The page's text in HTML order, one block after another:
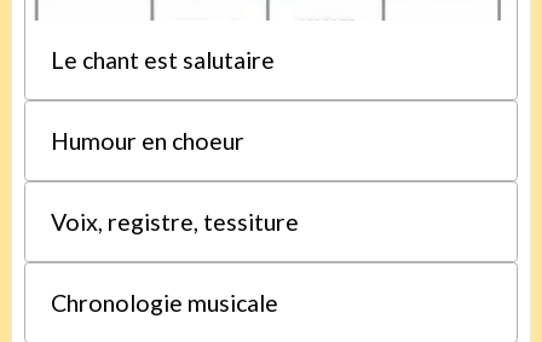
Le chant est salutaire
Humour en choeur
Voix, registre, tessiture
Chronologie musicale